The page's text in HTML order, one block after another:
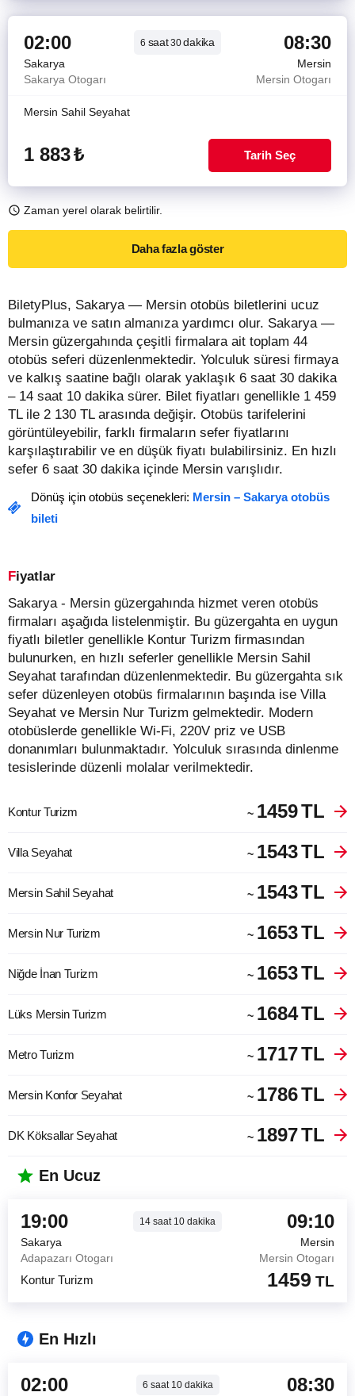
02:00 6 saat30dakika 08:30
Sakarya
Mersin
Sakarya Otogarı
Mersin Otogarı
Mersin Sahil Seyahat
1 883₺ Tarih Seç
Zaman yerel olarak belirtilir.
Daha fazla göster
BiletyPlus, Sakarya — Mersin otobüs biletlerini ucuz
bulmanıza ve satın almanıza yardımcı olur. Sakarya —
Mersin güzergahında çeşitli firmalara ait toplam 44
otobüs seferi düzenlenmektedir. Yolculuk süresi firmaya
ve kalkış saatine bağlı olarak yaklaşık 6 saat 30 dakika
– 14 saat 10 dakika sürer. Bilet fiyatları genellikle 1 459
TL ile 2 130 TL arasında değişir. Otobüs tarifelerini
görüntüleyebilir, farklı firmaların sefer fiyatlarını
karşılaştırabilir ve en düşük fiyatı bulabilirsiniz. En hızlı
sefer 6 saat 30 dakika içinde Mersin varışlıdır.
Dönüş için otobüs seçenekleri: Mersin – Sakarya otobüs
bileti
Fiyatlar
Sakarya - Mersin güzergahında hizmet veren otobüs
firmaları aşağıda listelenmiştir. Bu güzergahta en uygun
fiyatlı biletler genellikle Kontur Turizm firmasından
bulunurken, en hızlı seferler genellikle Mersin Sahil
Seyahat tarafından düzenlenmektedir. Bu güzergahta sık
sefer düzenleyen otobüs firmalarının başında ise Villa
Seyahat ve Mersin Nur Turizm gelmektedir. Modern
otobüslerde genellikle Wi-Fi, 220V priz ve USB
donanımları bulunmaktadır. Yolculuk sırasında dinlenme
tesislerinde düzenli molalar verilmektedir.
Kontur Turizm ~ 1459TL
Villa Seyahat ~ 1543TL
Mersin Sahil Seyahat ~ 1543TL
Mersin Nur Turizm ~ 1653TL
Niğde İnan Turizm ~ 1653TL
Lüks Mersin Turizm ~ 1684TL
Metro Turizm ~ 1717TL
Mersin Konfor Seyahat ~ 1786TL
DK Köksallar Seyahat ~ 1897TL
En Ucuz
19:00 14 saat10 dakika 09:10
Sakarya
Mersin
Adapazarı Otogarı
Mersin Otogarı
Kontur Turizm 1459 TL
En Hızlı
02:00 6 saat10dakika 08:30